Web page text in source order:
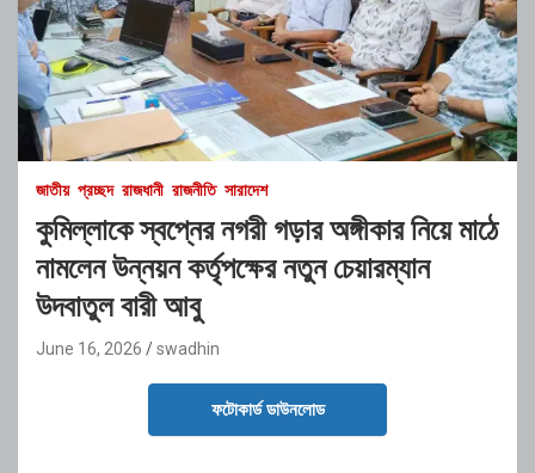
জাতীয় প্রচ্ছদ রাজধানী রাজনীতি সারাদেশ
কুমিল্লাকে স্বপ্নের নগরী গড়ার অঙ্গীকার নিয়ে মাঠে
নামলেন উন্নয়ন কর্তৃপক্ষের নতুন চেয়ারম্যান
উদবাতুল বারী আবু
June 16, 2026 swadhin
ফটোকার্ড ডাউনলোড